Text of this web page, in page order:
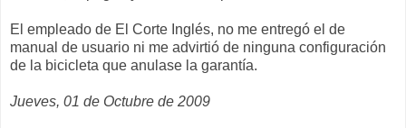
El empleado de El Corte Inglés, no me entregó el de
manual de usuario ni me advirtió de ninguna configuración
de la bicicleta que anulase la garantía.
Jueves, 01 de Octubre de 2009